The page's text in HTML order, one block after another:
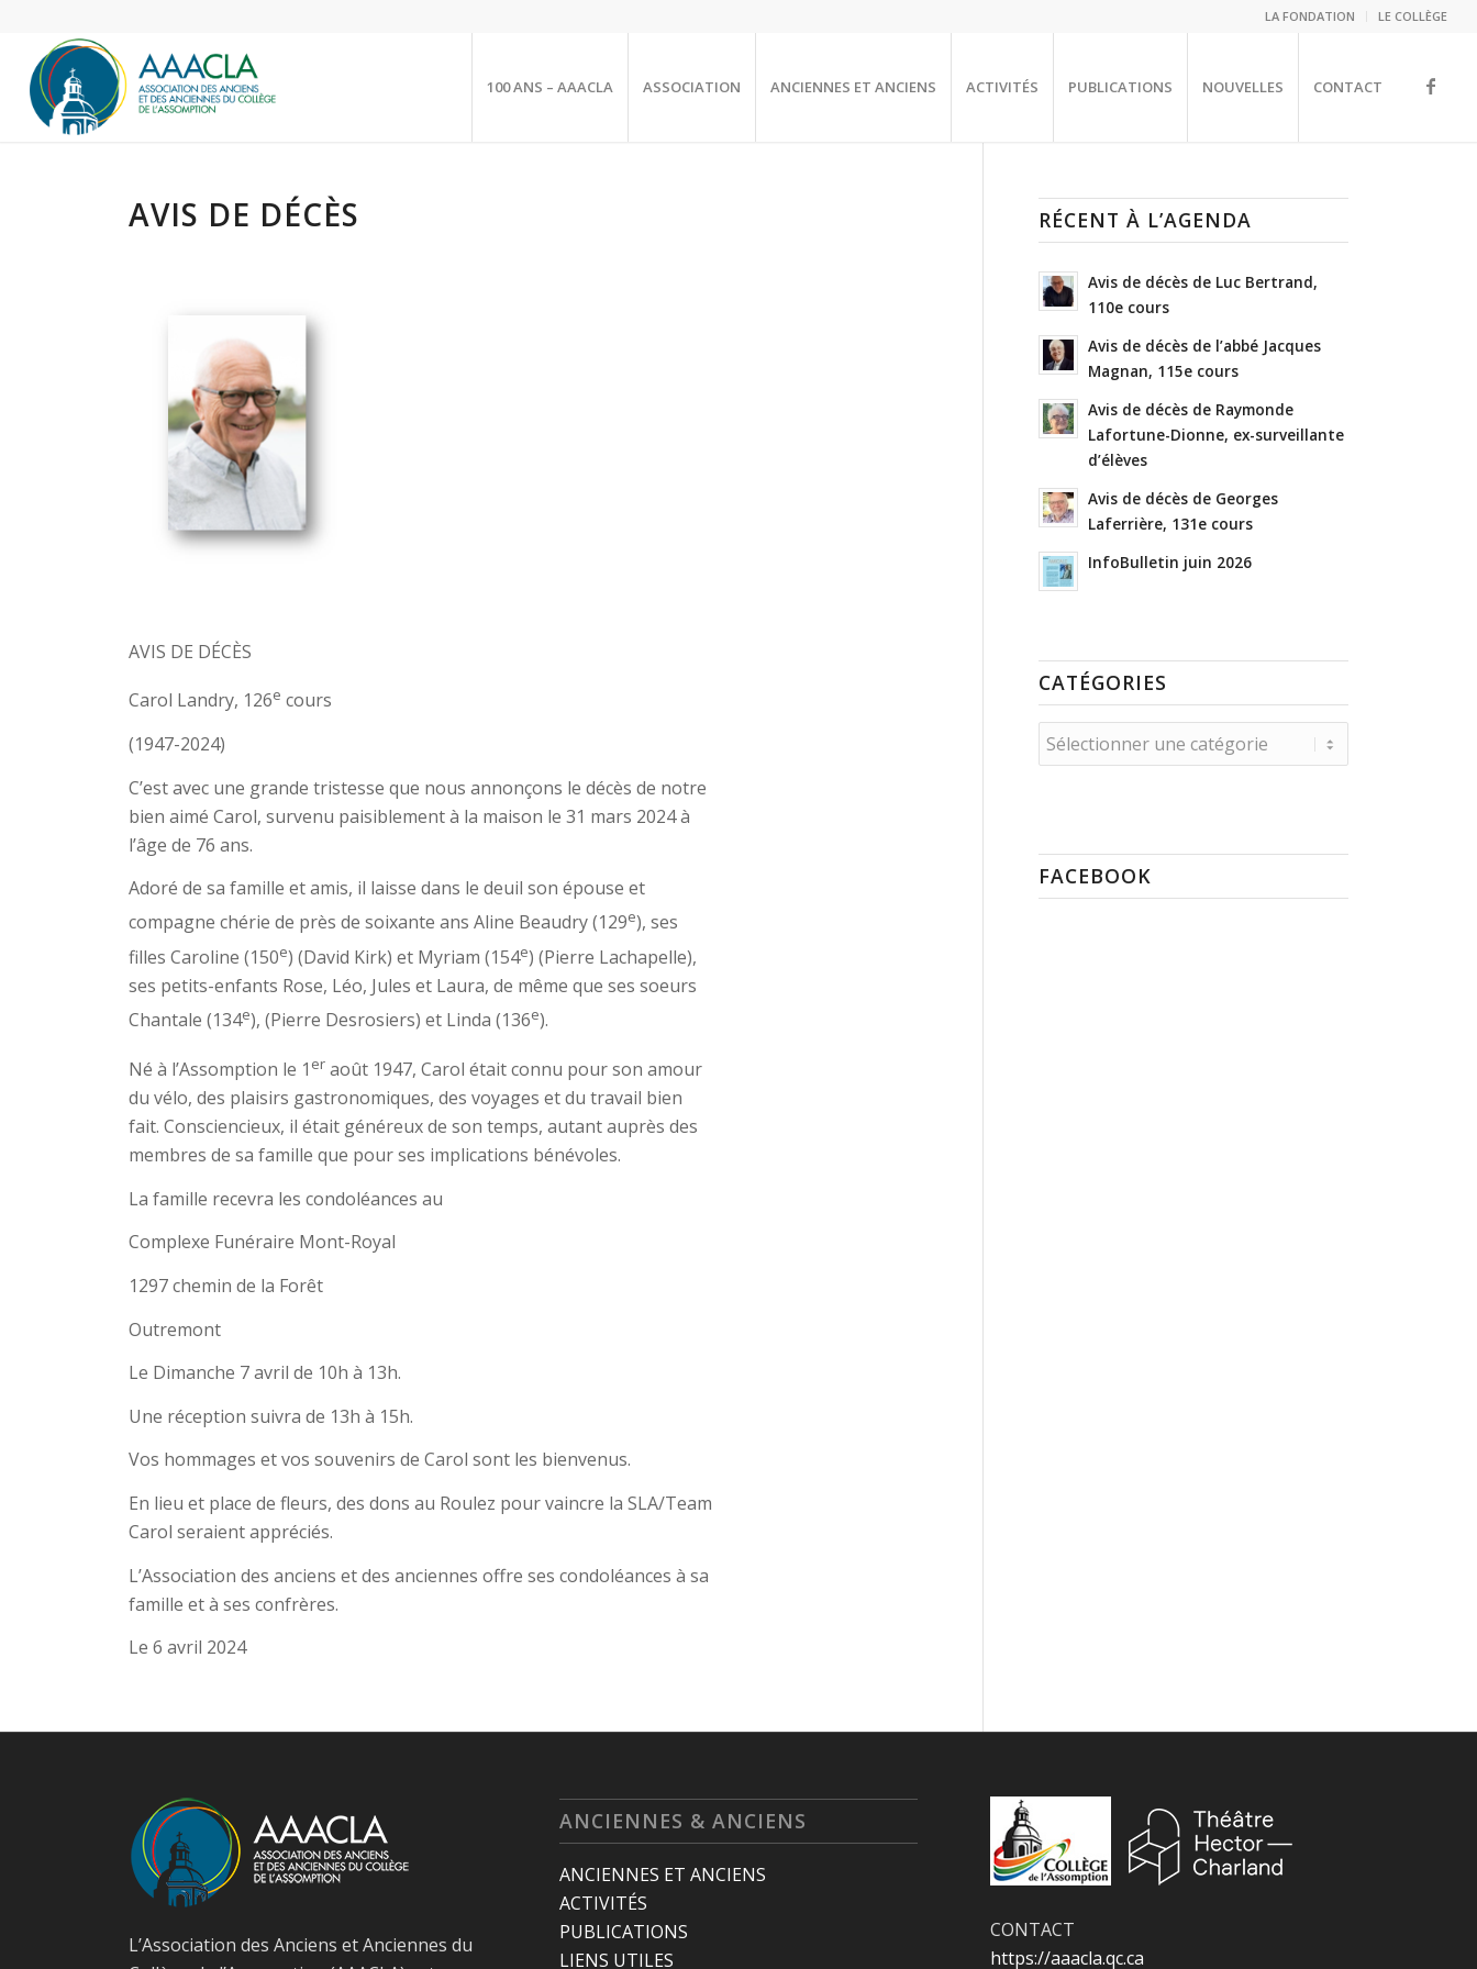
LA FONDATION LE COLLÈGE
100 ANS – AAACLA ASSOCIATION ANCIENNES ET ANCIENS ACTIVITÉS PUBLICATIONS NOUVELLES CONTACT
AVIS DE DÉCÈS
AVIS DE DÉCÈS
Carol Landry, 126e cours
(1947-2024)
C’est avec une grande tristesse que nous annonçons le décès de notre
bien aimé Carol, survenu paisiblement à la maison le 31 mars 2024 à
l’âge de 76 ans.
Adoré de sa famille et amis, il laisse dans le deuil son épouse et
compagne chérie de près de soixante ans Aline Beaudry (129e), ses
filles Caroline (150e) (David Kirk) et Myriam (154e) (Pierre Lachapelle),
ses petits-enfants Rose, Léo, Jules et Laura, de même que ses soeurs
Chantale (134e), (Pierre Desrosiers) et Linda (136e).
Né à l’Assomption le 1 er août 1947, Carol était connu pour son amour
du vélo, des plaisirs gastronomiques, des voyages et du travail bien
fait. Consciencieux, il était généreux de son temps, autant auprès des
membres de sa famille que pour ses implications bénévoles.
La famille recevra les condoléances au
Complexe Funéraire Mont-Royal
1297 chemin de la Forêt
Outremont
Le Dimanche 7 avril de 10h à 13h.
Une réception suivra de 13h à 15h.
Vos hommages et vos souvenirs de Carol sont les bienvenus.
En lieu et place de fleurs, des dons au Roulez pour vaincre la SLA/Team
Carol seraient appréciés.
L’Association des anciens et des anciennes offre ses condoléances à sa
famille et à ses confrères.
Le 6 avril 2024
RÉCENT À L’AGENDA
Avis de décès de Luc Bertrand,
110e cours
Avis de décès de l’abbé Jacques
Magnan, 115e cours
Avis de décès de Raymonde
Lafortune-Dionne, ex-surveillante
d’élèves
Avis de décès de Georges
Laferrière, 131e cours
InfoBulletin juin 2026
CATÉGORIES
Catégories
FACEBOOK
L’Association des Anciens et Anciennes du
ANCIENNES & ANCIENS
ANCIENNES ET ANCIENS
ACTIVITÉS
PUBLICATIONS
LIENS UTILES
CONTACT
https://aaacla.qc.ca